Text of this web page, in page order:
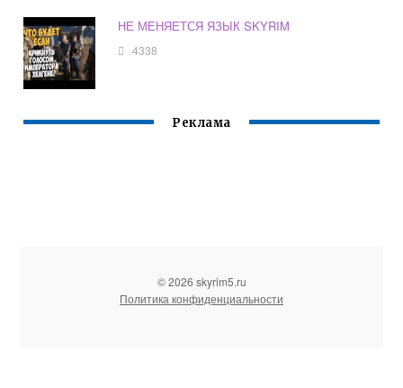
НЕ МЕНЯЕТСЯ ЯЗЫК SKYRIM
4338
Реклама
© 2026 skyrim5.ru
Политика конфиденциальности